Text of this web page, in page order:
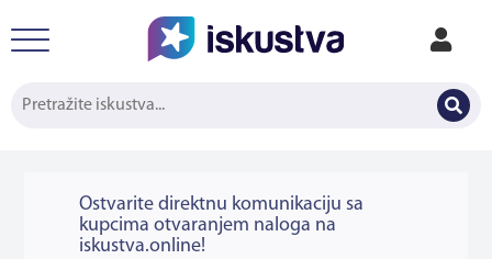
Ostvarite direktnu komunikaciju sa
kupcima otvaranjem naloga na
iskustva.online!